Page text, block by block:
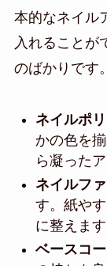
本的なネイル
入れることが
のばかりです。
ネイルポ
かの色を
ら凝った
ネイルファ
す。紙や
に整えます
ベースコ